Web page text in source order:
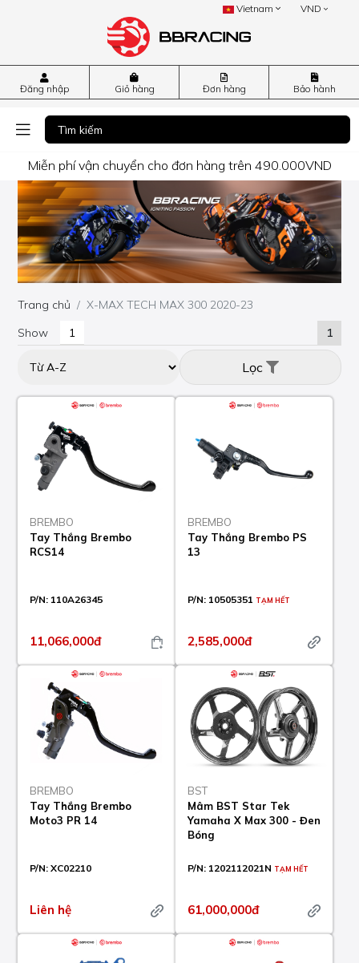
Vietnam VND
Đăng nhập Giỏ hàng Đơn hàng Bảo hành
Miễn phí vận chuyển cho đơn hàng trên 490.000VND
Trang chủ
X-MAX TECH MAX 300 2020-23
Show
1
Lọc
BREMBO
Tay Thắng Brembo
RCS14
P/N: 110A26345
11,066,000đ
BREMBO
Tay Thắng Brembo PS
13
P/N: 10505351 TẠM HẾT
2,585,000đ
BREMBO
Tay Thắng Brembo
Moto3 PR 14
P/N: XC02210
Liên hệ
BST
Mâm BST Star Tek
Yamaha X Max 300 - Đen
Bóng
P/N: 1202112021N TẠM HẾT
61,000,000đ